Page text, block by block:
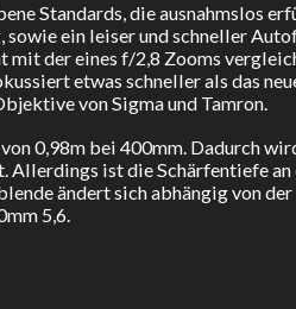
Standards, die ausnahmslos
ein leiser und schneller
der eines f/2,8 Zooms
etwas schneller als das
von Sigma und Tamron.
0,98m bei 400mm. Dadurch
ist die Schärfentiefe
ändert sich abhängig von
5,6.